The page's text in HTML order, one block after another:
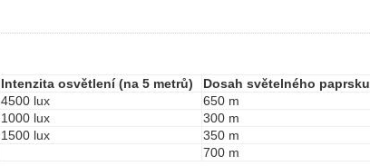
Intenzita osvětlení (na 5 metrů) Dosah světelného paprsku
4500 lux 650 m
1000 lux 300 m
1500 lux 350 m
700 m